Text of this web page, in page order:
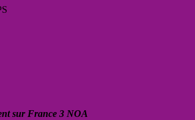
sur France 3 NOA